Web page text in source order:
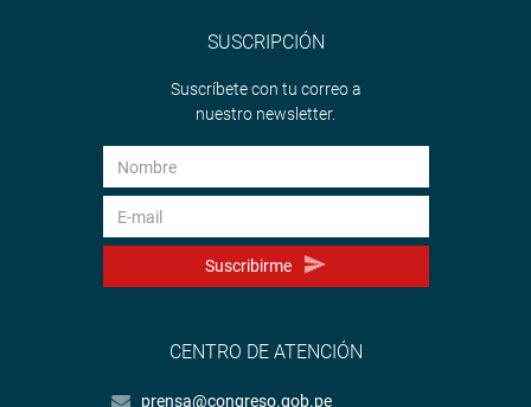
SUSCRIPCIÓN
Suscríbete con tu correo a
nuestro newsletter.
Suscribirme
CENTRO DE ATENCIÓN
prensa@congreso.gob.pe